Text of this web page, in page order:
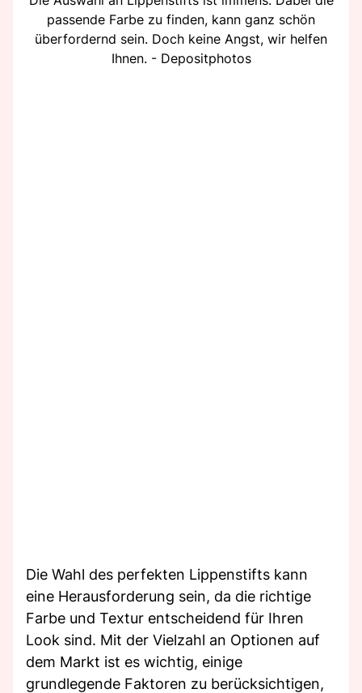
passende Farbe zu finden, kann ganz schön
überfordernd sein. Doch keine Angst, wir helfen
Ihnen. - Depositphotos
Die Wahl des perfekten Lippenstifts kann
eine Herausforderung sein, da die richtige
Farbe und Textur entscheidend für Ihren
Look sind. Mit der Vielzahl an Optionen auf
dem Markt ist es wichtig, einige
grundlegende Faktoren zu berücksichtigen,